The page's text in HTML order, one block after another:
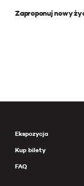
Zaproponuj nowy
Ekspozycja
Kup bilety
FAQ